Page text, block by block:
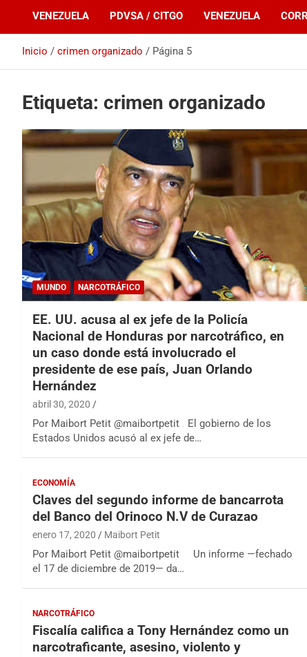
VENEZUELA PDVSA / CITGO VENEZUELA
Inicio crimen organizado Página 5
Etiqueta: crimen organizado
MUNDO NARCOTRÁFICO
EE. UU. acusa al ex jefe de la Policía
Nacional de Honduras por narcotráfico, en
un caso donde está involucrado el
presidente de ese país, Juan Orlando
Hernández
abril 30, 2020
Por Maibort Petit @maibortpetit El gobierno de los
Estados Unidos acusó al ex jefe de…
ECONOMÍA
Claves del segundo informe de bancarrota
del Banco del Orinoco N.V de Curazao
enero 17, 2020 Maibort Petit
Por Maibort Petit @maibortpetit Un informe —fechado
el 17 de diciembre de 2019— da…
NARCOTRÁFICO
Fiscalía califica a Tony Hernández como un
narcotraficante, asesino, violento y